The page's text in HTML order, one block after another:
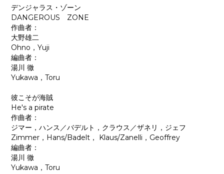
デンジャラス・ゾーン
DANGEROUS ZONE
作曲者：
大野雄二
Ohno，Yuji
編曲者：
湯川 徹
Yukawa，Toru
彼こそが海賊
He's a pirate
作曲者：
ジマー，ハンス／バデルト，クラウス／ザネリ，ジェフ
Zimmer，Hans/Badelt， Klaus/Zanelli，Geoffrey
編曲者：
湯川 徹
Yukawa，Toru